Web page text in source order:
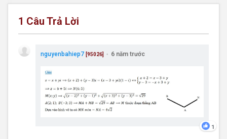
1 Câu Trả Lời
nguyenbahiep7 [95026] ● 6 năm trước
1